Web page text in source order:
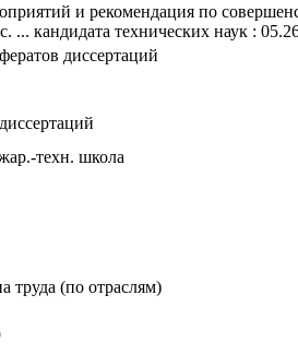
и рекомендация по
... кандидата технических наук :
диссертаций
техн. школа
труда (по отраслям)